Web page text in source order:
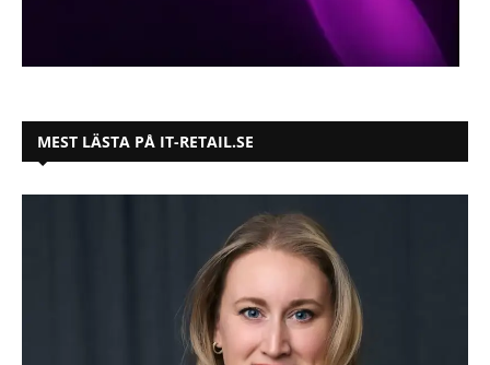
MEST LÄSTA PÅ IT-RETAIL.SE